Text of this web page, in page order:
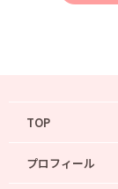
TOP
プロフィール